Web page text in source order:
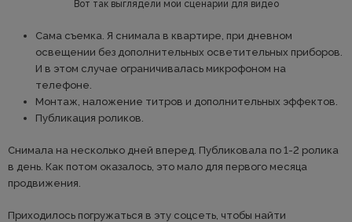
Вот так выглядели мои сценарии для видео
Сама съемка. Я снимала в квартире, при дневном
освещении без дополнительных осветительных приборов.
И в этом случае ограничивалась микрофоном на
телефоне.
Монтаж, наложение титров и дополнительных эффектов.
Публикация роликов.
Снимала на несколько дней вперед. Публиковала по 1-2 ролика
в день. Как потом оказалось, это мало для первого месяца
продвижения.
Приходилось погружаться в эту соцсеть, чтобы найти